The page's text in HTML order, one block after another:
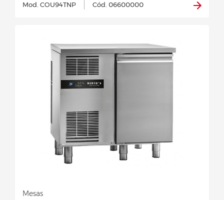
Mod. COU94TNP Cód. 06600000
Mesas